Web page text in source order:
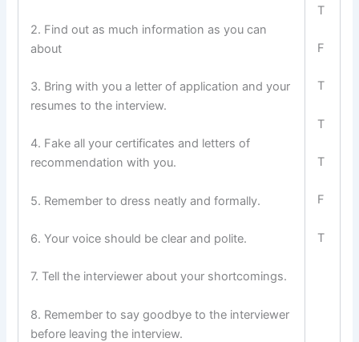
2. Find out as much information as you can
about
3. Bring with you a letter of application and your
resumes to the interview.
4. Fake all your certificates and letters of
recommendation with you.
5. Remember to dress neatly and formally.
6. Your voice should be clear and polite.
7. Tell the interviewer about your shortcomings.
8. Remember to say goodbye to the interviewer
before leaving the interview.
T
F
T
T
T
F
T